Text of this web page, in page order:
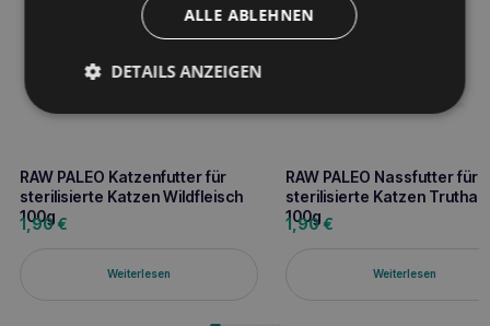
RAW PALEO Katzenfutter für
sterilisierte Katzen Wildfleisch
100g
1,90€
Weiterlesen
RAW PALEO Nassfutter für
sterilisierte Katzen
100g
1,90€
Weiterlesen
ALLE ABLEHNEN
DETAILS ANZEIGEN